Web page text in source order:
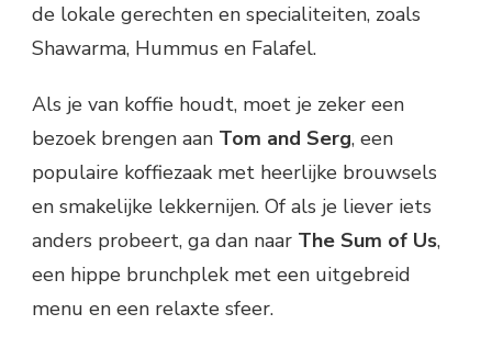
de lokale gerechten en specialiteiten, zoals
Shawarma, Hummus en Falafel.
Als je van koffie houdt, moet je zeker een
bezoek brengen aan Tom and Serg, een
populaire koffiezaak met heerlijke brouwsels
en smakelijke lekkernijen. Of als je liever iets
anders probeert, ga dan naar The Sum of Us,
een hippe brunchplek met een uitgebreid
menu en een relaxte sfeer.